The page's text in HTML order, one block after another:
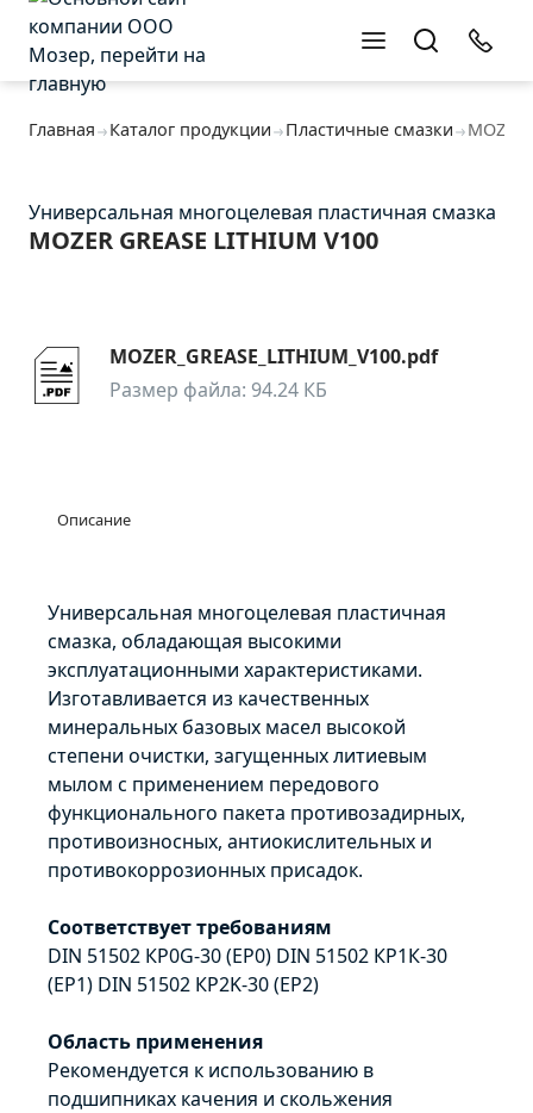
Главная Каталог продукции Пластичные смазки MOZER
Универсальная многоцелевая пластичная смазка
MOZER GREASE LITHIUM V100
MOZER_GREASE_LITHIUM_V100.pdf
Размер файла: 94.24 КБ
Описание
Универсальная многоцелевая пластичная
смазка, обладающая высокими
эксплуатационными характеристиками.
Изготавливается из качественных
минеральных базовых масел высокой
степени очистки, загущенных литиевым
мылом с применением передового
функционального пакета противозадирных,
противоизносных, антиокислительных и
противокоррозионных присадок.
Соответствует требованиям
DIN 51502 КP0G-30 (EP0) DIN 51502 КP1К-30
(EP1) DIN 51502 КР2K-30 (EP2)
Область применения
Рекомендуется к использованию в
подшипниках качения и скольжения
Оставьте заявку
Оставьте заявку